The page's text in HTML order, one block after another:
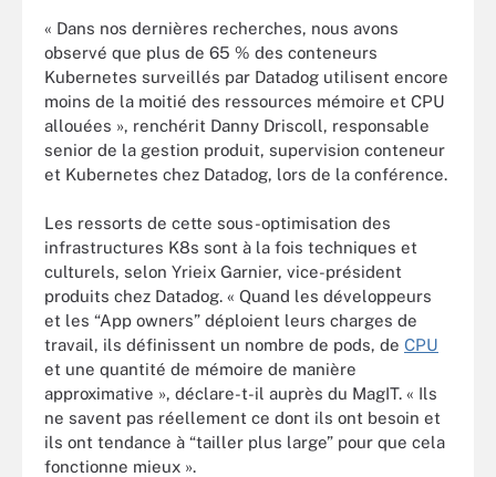
« Dans nos dernières recherches, nous avons
observé que plus de 65 % des conteneurs
Kubernetes surveillés par Datadog utilisent encore
moins de la moitié des ressources mémoire et CPU
allouées », renchérit Danny Driscoll, responsable
senior de la gestion produit, supervision conteneur
et Kubernetes chez Datadog, lors de la conférence.
Les ressorts de cette sous-optimisation des
infrastructures K8s sont à la fois techniques et
culturels, selon Yrieix Garnier, vice-président
produits chez Datadog. « Quand les développeurs
et les “App owners” déploient leurs charges de
travail, ils définissent un nombre de pods, de CPU
et une quantité de mémoire de manière
approximative », déclare-t-il auprès du MagIT. « Ils
ne savent pas réellement ce dont ils ont besoin et
ils ont tendance à “tailler plus large” pour que cela
fonctionne mieux ».